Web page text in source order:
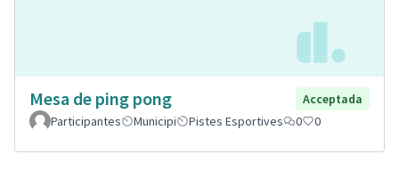
Mesa de ping pong
Acceptada
Participantes
Municipi Pistes Esportives 0 0